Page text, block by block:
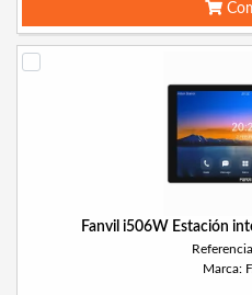
Fanvil i506W Estación
Marca: